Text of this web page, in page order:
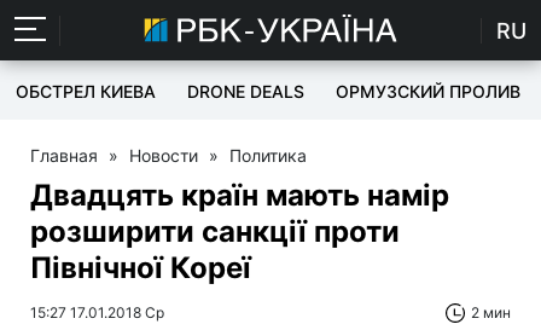
RU
ОБСТРЕЛ КИЕВА DRONE DEALS ОРМУЗСКИЙ ПРОЛИВ
Главная » Новости » Политика
Двадцять країн мають намір
розширити санкції проти
Північної Кореї
15:27 17.01.2018 Ср 2 мин